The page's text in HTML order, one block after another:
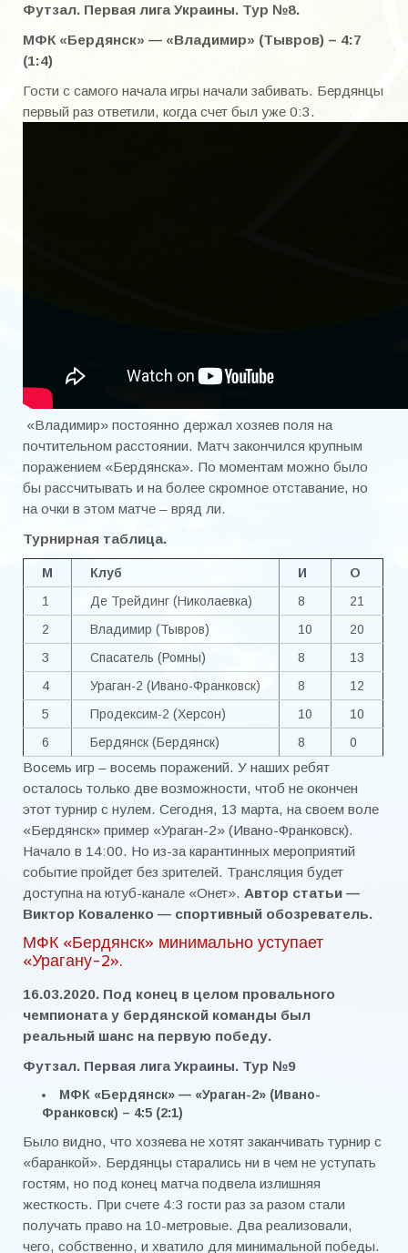
Футзал. Первая лига Украины. Тур №8.
МФК «Бердянск» — «Владимир» (Тывров) – 4:7
(1:4)
Гости с самого начала игры начали забивать. Бердянцы
первый раз ответили, когда счет был уже 0:3.
«Владимир» постоянно держал хозяев поля на
почтительном расстоянии. Матч закончился крупным
поражением «Бердянска». По моментам можно было
бы рассчитывать и на более скромное отставание, но
на очки в этом матче – вряд ли.
Турнирная таблица.
М Клуб И
О
1
Де Трейдинг (Николаевка) 8
21
2
Владимир (Тывров) 10
20
3
Спасатель (Ромны) 8
13
4
Ураган-2 (Ивано-Франковск) 8
12
5
Продексим-2 (Херсон) 10
10
6
Бердянск (Бердянск) 8 0
Восемь игр – восемь поражений. У наших ребят
осталось только две возможности, чтоб не окончен
этот турнир с нулем. Сегодня, 13 марта, на своем воле
«Бердянск» пример «Ураган-2» (Ивано-Франковск).
Начало в 14:00. Но из-за карантинных мероприятий
событие пройдет без зрителей. Трансляция будет
доступна на ютуб-канале «Онет». Автор статьи —
Виктор Коваленко — спортивный обозреватель.
МФК «Бердянск» минимально уступает
«Урагану-2».
16.03.2020. Под конец в целом провального
чемпионата у бердянской команды был
реальный шанс на первую победу.
Футзал. Первая лига Украины. Тур №9
МФК «Бердянск» — «Ураган-2» (Ивано-
Франковск) – 4:5 (2:1)
Было видно, что хозяева не хотят заканчивать турнир с
«баранкой». Бердянцы старались ни в чем не уступать
гостям, но под конец матча подвела излишняя
жесткость. При счете 4:3 гости раз за разом стали
получать право на 10-метровые. Два реализовали,
чего, собственно, и хватило для минимальной победы.